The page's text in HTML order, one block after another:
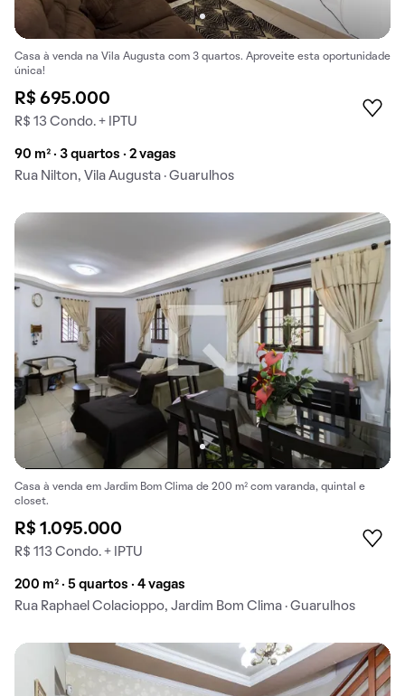
Casa à venda na Vila Augusta com 3 quartos. Aproveite esta oportunidade
única!
R$ 695.000
R$ 13 Condo. + IPTU
90 m² · 3 quartos · 2 vagas
Rua Nilton, Vila Augusta · Guarulhos
Casa à venda em Jardim Bom Clima de 200 m² com varanda, quintal e
closet.
R$ 1.095.000
R$ 113 Condo. + IPTU
200 m² · 5 quartos · 4 vagas
Rua Raphael Colacioppo, Jardim Bom Clima · Guarulhos